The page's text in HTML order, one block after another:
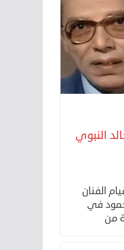
النبوي
الفنان
في
من